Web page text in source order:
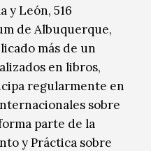
y León, 516
de Albuquerque,
más de un
en libros,
regularmente en
sobre
parte de la
y Práctica sobre